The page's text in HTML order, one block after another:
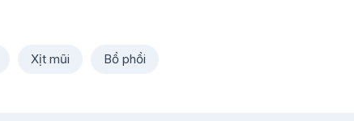
Xịt mũi Bổ phổi